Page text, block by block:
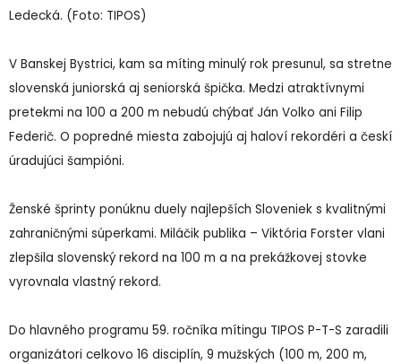
Ledecká. (Foto: TIPOS)
V Banskej Bystrici, kam sa míting minulý rok presunul, sa stretne
slovenská juniorská aj seniorská špička. Medzi atraktívnymi
pretekmi na 100 a 200 m nebudú chýbať Ján Volko ani Filip
Federič. O popredné miesta zabojujú aj haloví rekordéri a českí
úradujúci šampióni.
Ženské šprinty ponúknu duely najlepších Sloveniek s kvalitnými
zahraničnými súperkami. Miláčik publika – Viktória Forster vlani
zlepšila slovenský rekord na 100 m a na prekážkovej stovke
vyrovnala vlastný rekord.
Do hlavného programu 59. ročníka mítingu TIPOS P-T-S zaradili
organizátori celkovo 16 disciplín, 9 mužských (100 m, 200 m,